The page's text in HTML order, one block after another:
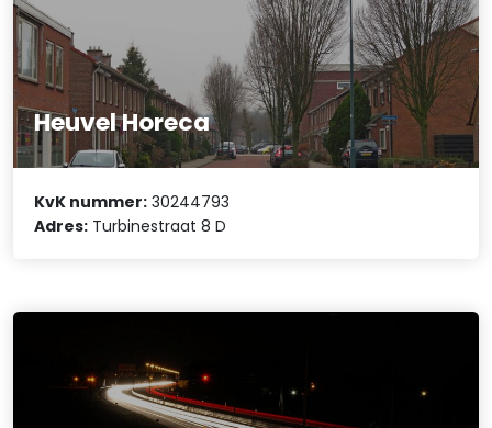
Heuvel Horeca
KvK nummer: 30244793
Adres: Turbinestraat 8 D